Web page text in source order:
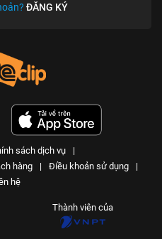
ĐĂNG KÝ
sách dịch vụ
|
hàng
| Điều khoản sử dụng
|
hệ
Thành viên của